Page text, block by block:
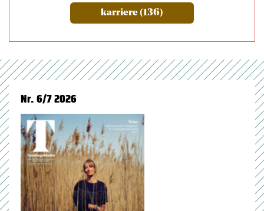
karriere (136)
Nr. 6/7 2026